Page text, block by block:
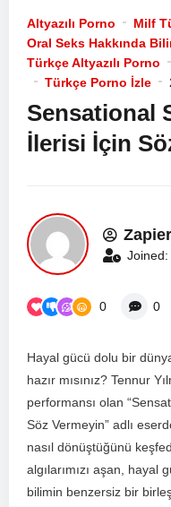
Altyazılı Porno
Milf
Oral Seks Hakkında
Türkçe Altyazılı Porno
Türkçe Porno İzle
Sensational
İlerisi İçin
Zapier
Joined:
0 0
Hayal gücü ⁣dolu bir
⁢hazır mısınız? Tennur
performansı olan
Söz Vermeyin” adlı‌
nasıl ⁢dönüştüğünü
algılarımızı aşan,
bilimin benzersiz bir